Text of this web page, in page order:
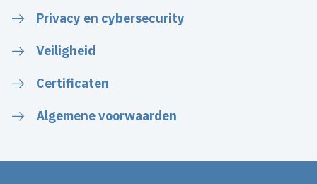
Privacy en cybersecurity
Veiligheid
Certificaten
Algemene voorwaarden